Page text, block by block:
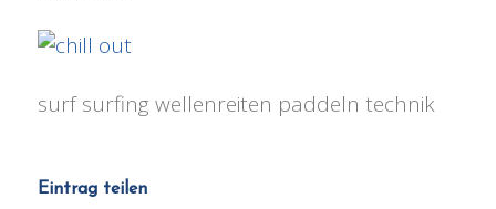
surf surfing wellenreiten paddeln technik
Eintrag teilen